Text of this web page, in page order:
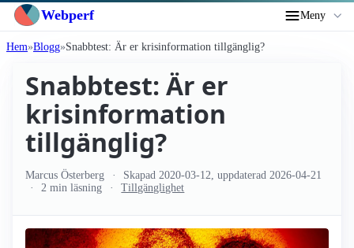
Webperf Meny
Hem Blogg Snabbtest: Är er krisinformation tillgänglig?
Snabbtest: Är er
krisinformation
tillgänglig?
Marcus Österberg Skapad 2020-03-12 , uppdaterad 2026-04-21
2 min läsning
Tillgänglighet